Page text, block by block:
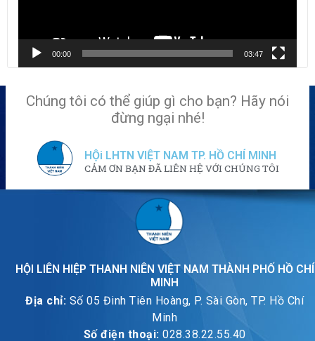
00:00 03:47
Chúng tôi có thể giúp gì cho bạn? Hãy nói
đừng ngại nhé!
HỘi LHTN VIỆT NAM TP. HỒ CHÍ MINH
CẢM ƠN BẠN ĐÃ LIÊN HỆ VỚI CHÚNG TÔI
HỘI LIÊN HIỆP THANH NIÊN VIỆT NAM THÀNH PHỐ HỒ CHÍ
MINH
Địa chỉ: Số 05 Đinh Tiên Hoàng, P. Sài Gòn, TP. Hồ Chí
Minh
Số điện thoại: 028.38.22.55.40